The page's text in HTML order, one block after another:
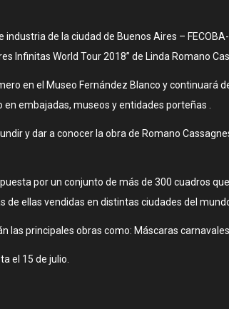
industria de la ciudad de Buenos Aires –
Infinitas World Tour 2018” de Linda Romano
en el Museo Fernández Blanco y continuará
en embajadas, museos y entidades porteñas .
y dar a conocer la obra de Romano
por un conjunto de más de 300 cuadros
de ellas vendidas en distintas ciudades del
las principales obras como: Máscaras
el 15 de julio.